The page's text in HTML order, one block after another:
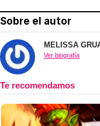
Sobre el autor
MELISSA
Ver biografía